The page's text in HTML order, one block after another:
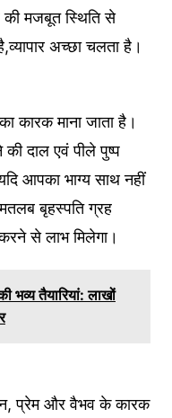
मजबूत स्थिति से
अच्छा चलता है।
कारक माना जाता है।
दाल एवं पीले पुष्प
आपका भाग्य साथ नहीं
बृहस्पति ग्रह
से लाभ मिलेगा।
भव्य तैयारियां: लाखों
प्रेम और वैभव के कारक